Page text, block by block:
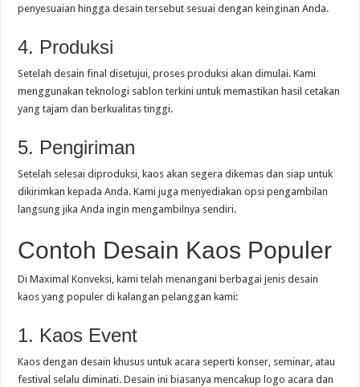
penyesuaian hingga desain tersebut sesuai dengan keinginan Anda.
4. Produksi
Setelah desain final disetujui, proses produksi akan dimulai. Kami
menggunakan teknologi sablon terkini untuk memastikan hasil cetakan
yang tajam dan berkualitas tinggi.
5. Pengiriman
Setelah selesai diproduksi, kaos akan segera dikemas dan siap untuk
dikirimkan kepada Anda. Kami juga menyediakan opsi pengambilan
langsung jika Anda ingin mengambilnya sendiri.
Contoh Desain Kaos Populer
Di Maximal Konveksi, kami telah menangani berbagai jenis desain
kaos yang populer di kalangan pelanggan kami:
1. Kaos Event
Kaos dengan desain khusus untuk acara seperti konser, seminar, atau
festival selalu diminati. Desain ini biasanya mencakup logo acara dan